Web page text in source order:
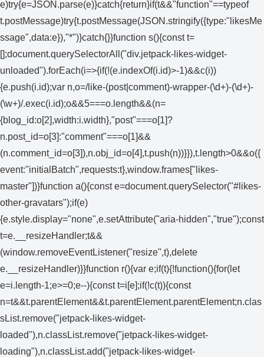
e)try{e=JSON.parse(e)}catch{return}if(t&&"function"==typeof
t.postMessage)try{t.postMessage(JSON.stringify({type:"likesMe
ssage",data:e}),"*")}catch{}}function s(){const t=
[];document.querySelectorAll("div.jetpack-likes-widget-
unloaded").forEach(i=>{if(!(e.indexOf(i.id)>-1)&&c(i))
{e.push(i.id);var n,o=/like-(post|comment)-wrapper-(\d+)-(\d+)-
(\w+)/.exec(i.id);o&&5===o.length&&(n=
{blog_id:o[2],width:i.width},"post"===o[1]?
n.post_id=o[3]:"comment"===o[1]&&
(n.comment_id=o[3]),n.obj_id=o[4],t.push(n))}}),t.length>0&&o({
event:"initialBatch",requests:t},window.frames["likes-
master"])}function a(){const e=document.querySelector("#likes-
other-gravatars");if(e)
{e.style.display="none",e.setAttribute("aria-hidden","true");const
t=e.__resizeHandler;t&&
(window.removeEventListener("resize",t),delete
e.__resizeHandler)}}function r(){var e;if(t){!function(){for(let
e=i.length-1;e>=0;e--){const t=i[e];if(!c(t)){const
n=t&&t.parentElement&&t.parentElement.parentElement;n.clas
sList.remove("jetpack-likes-widget-
loaded"),n.classList.remove("jetpack-likes-widget-
loading"),n.classList.add("jetpack-likes-widget-